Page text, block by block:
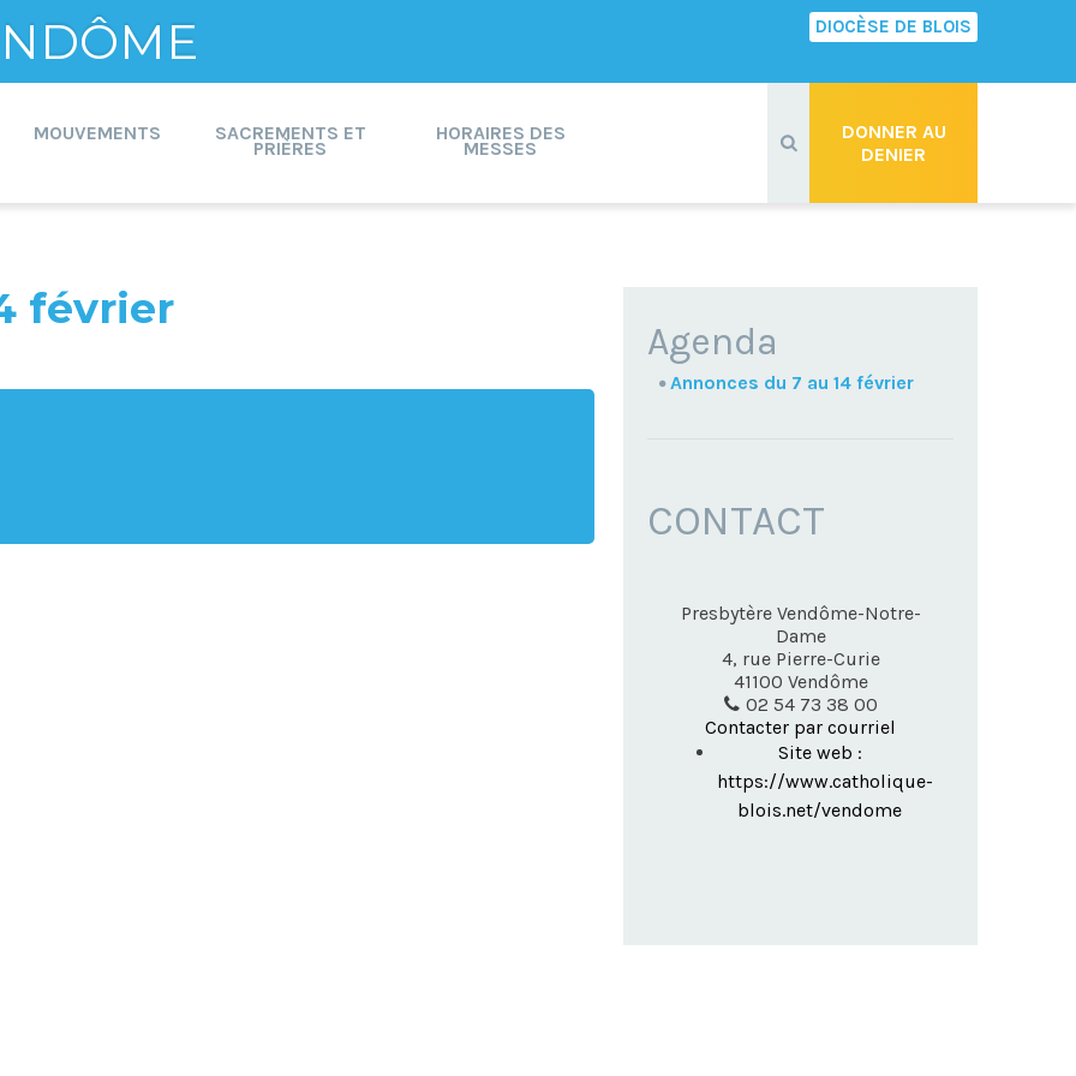
DIOCÈSE DE BLOIS
DONNER AU
DENIER
MOUVEMENTS SACREMENTS ET
PRIÈRES
HORAIRES DES
MESSES
février
NAVIGATION
Agenda
Annonces du 7 au 14 février
CONTACT
Presbytère Vendôme-Notre-
Dame
4, rue Pierre-Curie
41100 Vendôme
02 54 73 38 00
Contacter par courriel
Site web :
https://www.catholique-
blois.net/vendome